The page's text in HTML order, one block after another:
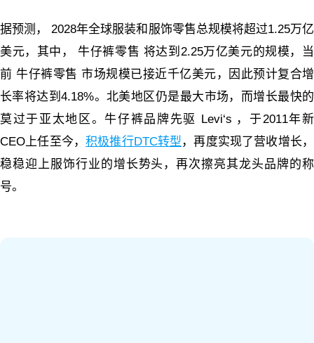
据预测， 2028年全球服装和服饰零售总规模将超过1.25万亿
美元，其中， 牛仔裤零售 将达到2.25万亿美元的规模，当
前 牛仔裤零售 市场规模已接近千亿美元，因此预计复合增
长率将达到4.18%。北美地区仍是最大市场，而增长最快的
莫过于亚太地区。牛仔裤品牌先驱 Levi‘s ，于2011年新
CEO上任至今，积极推行DTC转型 ，再度实现了营收增长，
稳稳迎上服饰行业的增长势头，再次擦亮其龙头品牌的称
号。